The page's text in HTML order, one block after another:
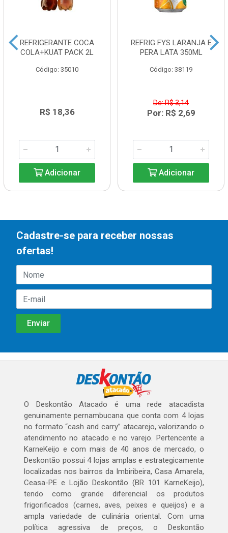
REFRIGERANTE COCA
COLA+KUAT PACK 2L
Código: 35010
R$ 18,36
Adicionar
REFRIG FYS LARANJA E
PERA LATA 350ML
Código: 38119
De: R$ 3,14
Por: R$ 2,69
Adicionar
Cadastre-se para receber nossas
ofertas!
O Deskontão Atacado é uma rede atacadista
genuinamente pernambucana que conta com 4 lojas
no formato “cash and carry” atacarejo, valorizando o
atendimento no atacado e no varejo. Pertencente a
KarneKeijo e com mais de 40 anos de mercado, o
Deskontão possui 4 lojas amplas e estrategicamente
localizadas nos bairros da Imbiribeira, Casa Amarela,
Ceasa-PE e Lojão Deskontão (BR 101 KarneKeijo),
tendo como grande diferencial os produtos
frigorificados (carnes, aves, peixes e queijos) e a
ampla variedade de culinária oriental. Com uma
política agressiva de preços, o Deskontão